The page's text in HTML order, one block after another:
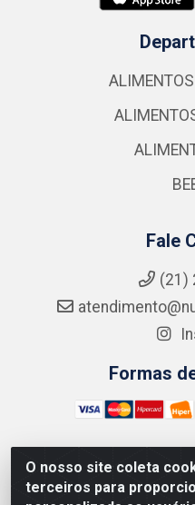
O nosso site coleta
terceiros para
Fale
(21)
Formas
NUTRY MAX COMÉRCIO
LTDA - RUA DO